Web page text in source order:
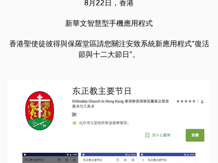
8月22日，香港
新華文智慧型手機應用程式
香港聖使徒彼得與保羅堂區請您關注安致系統新應用程式“復活
節與十二大節日”。